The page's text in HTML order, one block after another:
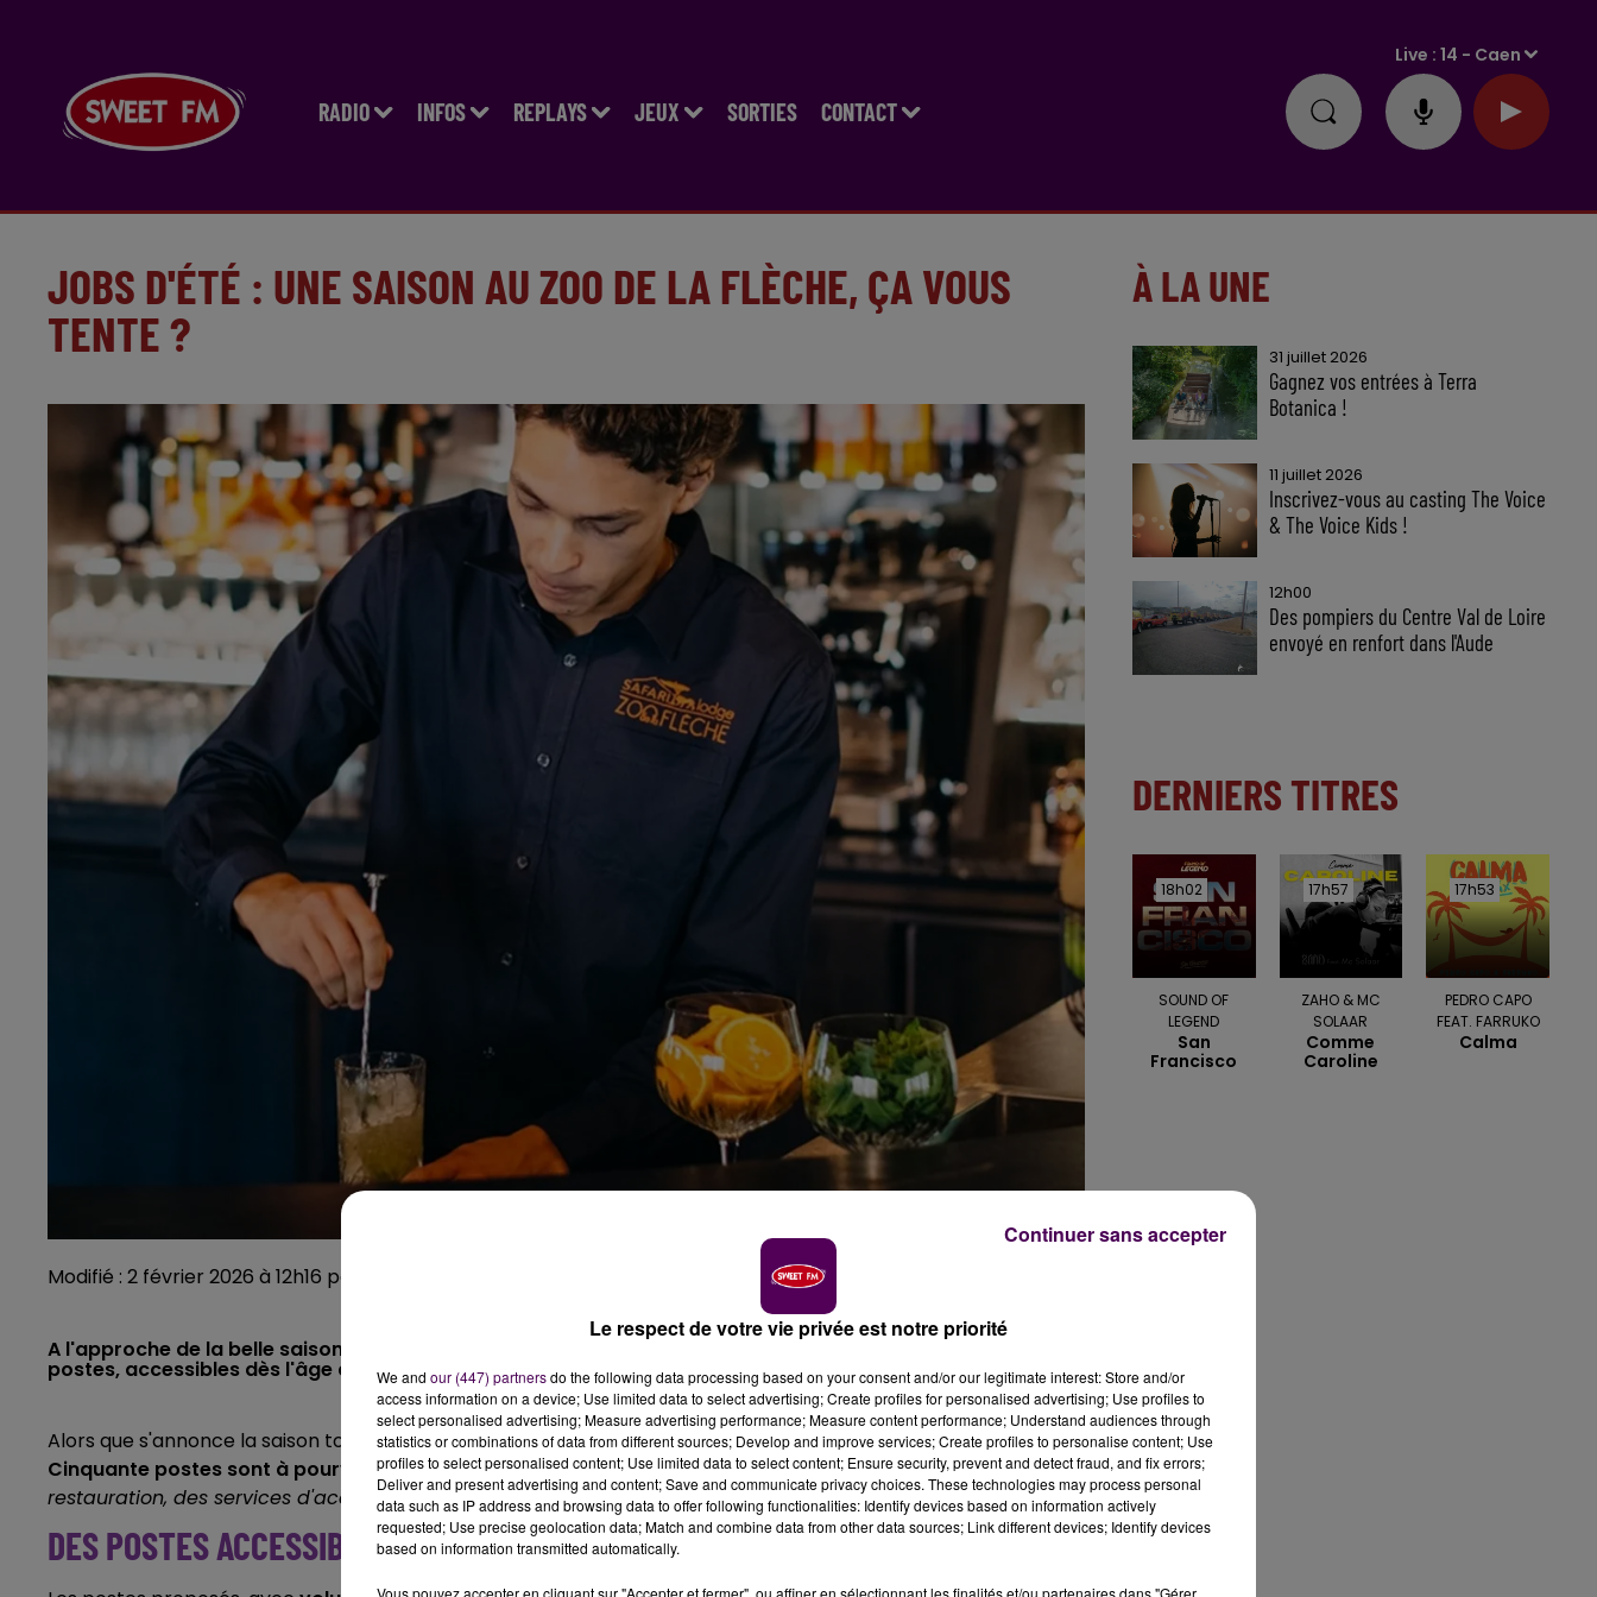
RADIO INFOS REPLAYS JEUX SORTIES CONTACT
Live :14 - Caen
JOBS D'ÉTÉ : UNE SAISON AU ZOO DE LA FLÈCHE, ÇA VOUS
TENTE ?
Modifié : 2 février 2026 à 12h16 par Emilien Borderie / crédit photo : zoo de La Flèche
A l'approche de la belle saison, le zoo de La Flèche lance le recrutement d'une 50aine de personnes. Les
postes, accessibles dès l'âge de 17 ans, sont proposés d'avril à septembre.
Alors que s'annonce la saison touristique 2026, le zoo de La Flèche lance sa campagne de recrutement.
Cinquante postes sont à pourvoirpour renforcer les équipes entre avril et fin septembre"sur les pôles de la
restauration, des services d'accueil et dans la boutique du parc"précise-t-on.
DES POSTES ACCESSIBLES DÈS 17 ANS
À LA UNE
31 juillet 2026
Gagnez vos entrées à Terra
Botanica !
11 juillet 2026
Inscrivez-vous au casting The Voice
& The Voice Kids !
12h00
Des pompiers du Centre Val de Loire
envoyé en renfort dans l'Aude
DERNIERS TITRES
18h02
18h02
SOUND OF
LEGEND
San
Francisco
17h57
17h57
ZAHO & MC
SOLAAR
Comme
Caroline
17h53
17h53
PEDRO CAPO
FEAT. FARRUKO
Calma
Le respect de votre vie privée est notre priorité
We and our (447) partnersdo the following data processing based on your consent and/or our legitimate interest: Store and/or
access information on a device; Use limited data to select advertising; Create profiles for personalised advertising; Use profiles to
select personalised advertising; Measure advertising performance; Measure content performance; Understand audiences through
statistics or combinations of data from different sources; Develop and improve services; Create profiles to personalise content; Use
profiles to select personalised content; Use limited data to select content; Ensure security, prevent and detect fraud, and fix errors;
Deliver and present advertising and content; Save and communicate privacy choices. These technologies may process personal
data such as IP address and browsing data to offer following functionalities: Identify devices based on information actively
requested; Use precise geolocation data; Match and combine data from other data sources; Link different devices; Identify devices
based on information transmitted automatically.
Vous pouvez accepter en cliquant sur "Accepter et fermer", ou affiner en sélectionnant les finalités et/ou partenaires dans "Gérer
Continuer sans accepter